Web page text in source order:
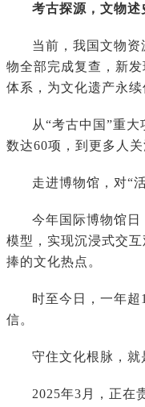
考古探源，文物述
当前，我国文物
物全部完成复查，新
体系，为文化遗产永续
从“考古中国”重
数达60项，到更多人
走进博物馆，对“
今年国际博物馆
模型，实现沉浸式交
捧的文化热点。
时至今日，一年
信。
守住文化根脉，就
2025年3月，正在